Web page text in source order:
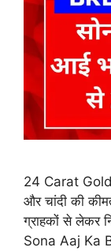
24 Carat
और चांदी की
ग्राहकों से लेकर
Sona Aaj Ka